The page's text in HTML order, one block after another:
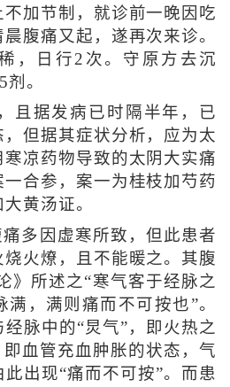
加节制，就诊前一晚因吃
腹痛又起，遂再次来诊。
，日行2次。守原方去沉
。
且据发病已时隔半年，已
但据其症状分析，应为太
寒凉药物导致的太阴大实痛
合参，案一为桂枝加芍药
黄汤证。
多因虚寒所致，但此患者
火燎，且不能暖之。其腹
》所述之“寒气客于经脉之
，满则痛而不可按也”。
脉中的“炅气”，即火热之
血管充血肿胀的状态，气
出现“痛而不可按”。而患